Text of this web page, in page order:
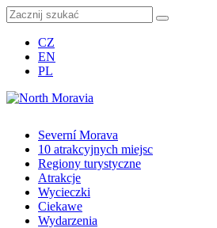
CZ
EN
PL
Severní Morava
10 atrakcyjnych miejsc
Regiony turystyczne
Atrakcje
Wycieczki
Ciekawe
Wydarzenia